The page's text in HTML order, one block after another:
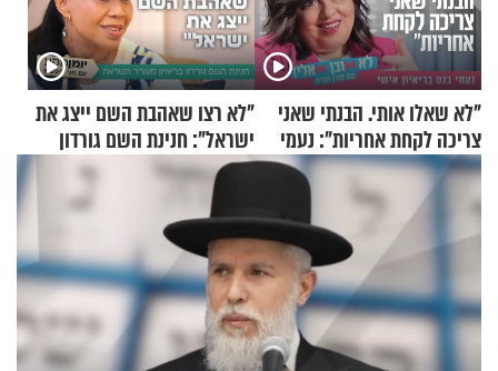
"לא שאלו אותי. הבנתי שאני
צריכה לקחת אחריות": נעמי
בנט בריאיון אישי
"לא רצו שאהבת השם ייצג את
ישראל": חנינת השם גורדון
בריאיון מעורר השראה